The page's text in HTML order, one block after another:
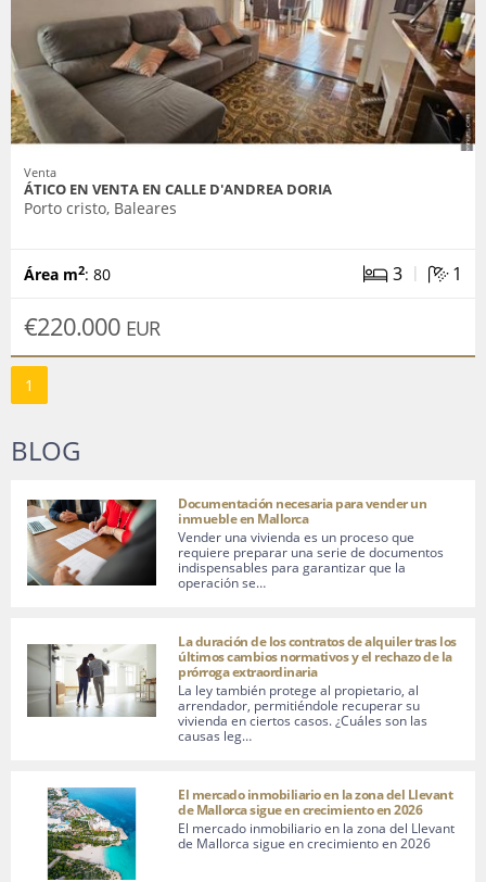
Venta
ÁTICO EN VENTA EN CALLE D'ANDREA DORIA
Porto cristo, Baleares
Área m2: 80 3 | 1
€220.000 EUR
1
BLOG
Documentación necesaria para vender un
inmueble en Mallorca
Vender una vivienda es un proceso que
requiere preparar una serie de documentos
indispensables para garantizar que la
operación se…
La duración de los contratos de alquiler tras los
últimos cambios normativos y el rechazo de la
prórroga extraordinaria
La ley también protege al propietario, al
arrendador, permitiéndole recuperar su
vivienda en ciertos casos. ¿Cuáles son las
causas leg…
El mercado inmobiliario en la zona del Llevant
de Mallorca sigue en crecimiento en 2026
El mercado inmobiliario en la zona del Llevant
de Mallorca sigue en crecimiento en 2026